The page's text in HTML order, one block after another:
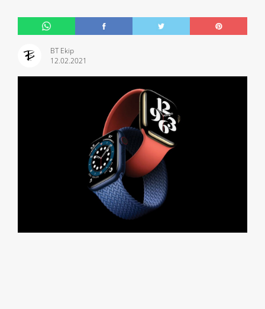
BT Ekip
12.02.2021